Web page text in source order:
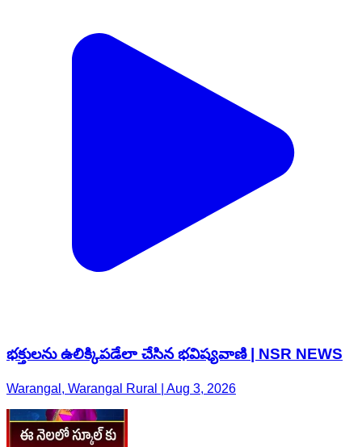
భక్తులను ఉలిక్కిపడేలా చేసిన భవిష్యవాణి | NSR NEWS
Warangal, Warangal Rural | Aug 3, 2026